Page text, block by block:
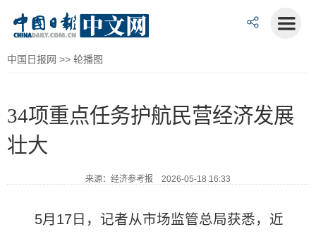
中国日报网 >> 轮播图
34项重点任务护航民营经济发展
壮大
来源：经济参考报 2026-05-18 16:33
5月17日，记者从市场监管总局获悉，近